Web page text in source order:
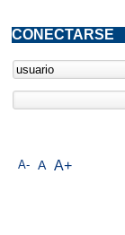
A- A A+
CONECTARSE